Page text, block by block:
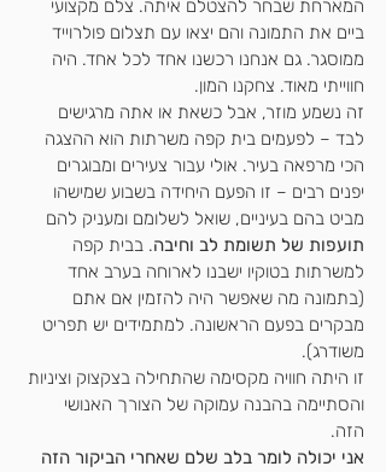
המארחת שבחר להצטלם איתה. צלם מקצועי
ביים את התמונה והם יצאו עם תצלום פולרוייד
ממוסגר. גם אנחנו רכשנו אחד לכל אחד. היה
חווייתי מאוד. צחקנו המון.
זה נשמע מוזר, אבל כשאת או אתה מרגישים
לבד – לפעמים בית קפה משרתות הוא ההצגה
הכי מרפאה בעיר. אולי עבור צעירים ומבוגרים
יפנים רבים – זו הפעם היחידה בשבוע שמישהו
מביט בהם בעיניים, שואל לשלומם ומעניק להם
תועפות של תשומת לב וחיבה. בבית קפה
למשרתות בטוקיו ישבנו לארוחה בערב אחד
(בתמונה מה שאפשר היה להזמין אם אתם
מבקרים בפעם הראשונה. למתמידים יש תפריט
משודרג).
זו היתה חוויה מקסימה שהתחילה בצקצוק וציניות
והסתיימה בהבנה עמוקה של הצורך האנושי
הזה.
אני יכולה לומר בלב שלם שאחרי הביקור הזה